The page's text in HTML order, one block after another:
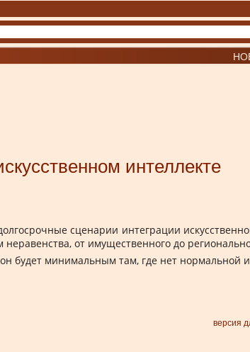
интеллекте
сценарии интеграции
от имущественного до
будет минимальным там, где нет нормальной
версия